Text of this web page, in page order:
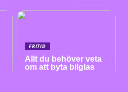
FRITID
Allt du behöver veta
om att byta bilglas